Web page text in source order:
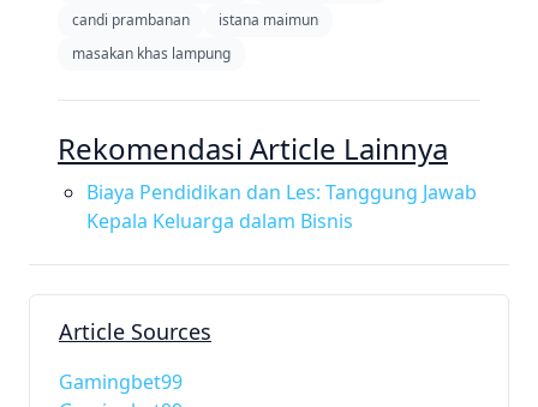
candi prambanan
istana maimun
masakan khas lampung
Rekomendasi Article Lainnya
Biaya Pendidikan dan Les: Tanggung Jawab
Kepala Keluarga dalam Bisnis
Article Sources
Gamingbet99